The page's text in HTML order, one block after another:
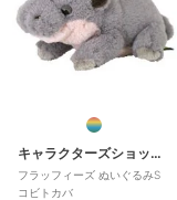
いしよわちゃん 睡魔に
勝てないぬいぐるみ 後
輩ちゃん登場
2,376 キャラクターズショップ ラフラフ
フラッフィーズ ぬいぐるみS
コビトカバ